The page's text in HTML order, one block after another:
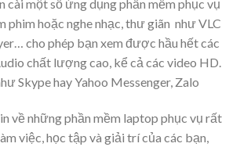
cài một số ứng dụng phần mềm phục vụ
phim hoặc nghe nhạc, thư giãn như VLC
cho phép bạn xem được hầu hết các
chất lượng cao, kể cả các video HD.
Skype hay Yahoo Messenger, Zalo
về những phần mềm laptop phục vụ rất
việc, học tập và giải trí của các bạn,